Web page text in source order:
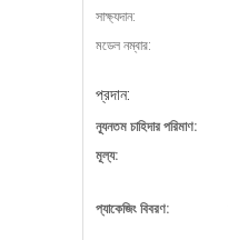
সাক্ষ্যদান:
মডেল নম্বার:
প্রদান:
ন্যূনতম চাহিদার পরিমাণ:
মূল্য:
প্যাকেজিং বিবরণ: